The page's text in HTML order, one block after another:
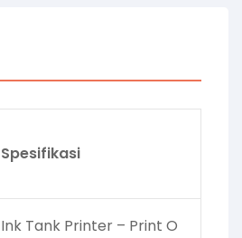
Spesifikasi
Ink Tank Printer – Print O